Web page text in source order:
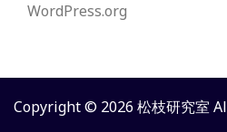
WordPress.org
Copyright © 2026 松枝研究室